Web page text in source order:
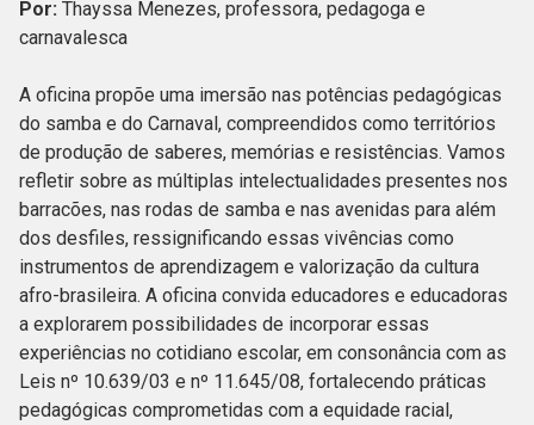
Por: Thayssa Menezes, professora, pedagoga e
carnavalesca
A oficina propõe uma imersão nas potências pedagógicas
do samba e do Carnaval, compreendidos como territórios
de produção de saberes, memórias e resistências. Vamos
refletir sobre as múltiplas intelectualidades presentes nos
barracões, nas rodas de samba e nas avenidas para além
dos desfiles, ressignificando essas vivências como
instrumentos de aprendizagem e valorização da cultura
afro-brasileira. A oficina convida educadores e educadoras
a explorarem possibilidades de incorporar essas
experiências no cotidiano escolar, em consonância com as
Leis nº 10.639/03 e nº 11.645/08, fortalecendo práticas
pedagógicas comprometidas com a equidade racial,